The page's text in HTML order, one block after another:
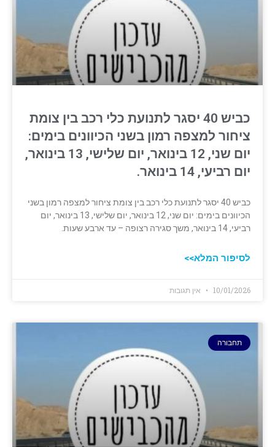
כביש 40 יסגר לתנועת כלי רכב בין צומת
ציחור למצפה רמון בשני הכיוונים בימים:
יום שני, 12 בינואר, יום שלישי, 13 בינואר,
יום רביעי, 14 בינואר.
כביש 40 יסגר לתנועת כלי רכב בין צומת ציחור למצפה רמון בשני
הכיוונים בימים: יום שני, 12 בינואר, יום שלישי, 13 בינואר, יום
רביעי, 14 בינואר, משך סגירה רצופה – עד ארבע שעות.
לסיפור המלא>>
10/01/2026 אין תגובות
תחבורה